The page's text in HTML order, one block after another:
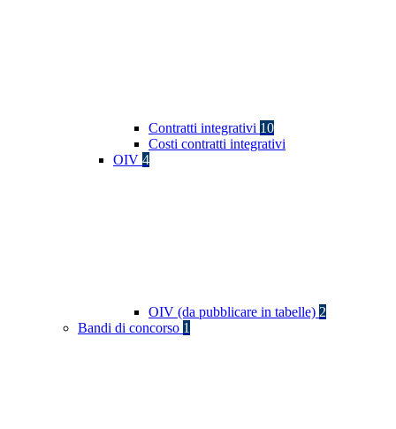
Contratti integrativi 10
Costi contratti integrativi
OIV 4
OIV (da pubblicare in tabelle) 2
Bandi di concorso 1